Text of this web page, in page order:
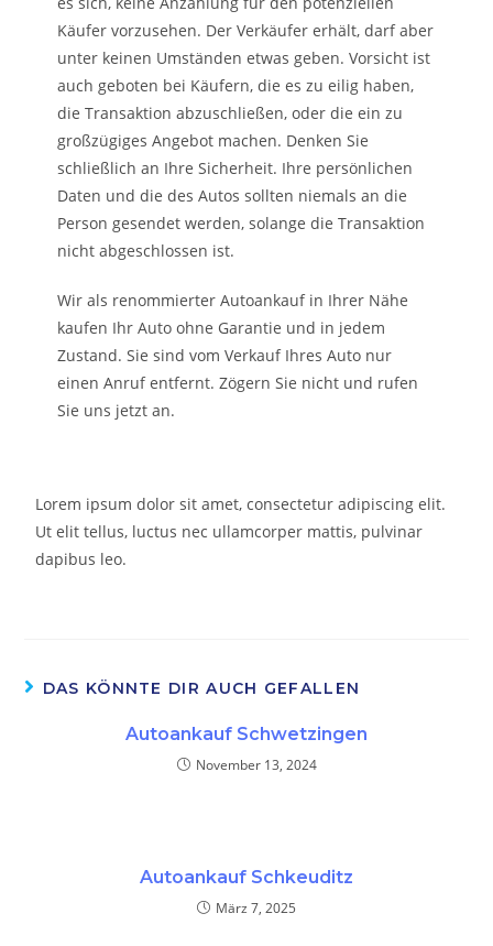
Käufer vorzusehen. Der Verkäufer erhält, darf aber
unter keinen Umständen etwas geben. Vorsicht ist
auch geboten bei Käufern, die es zu eilig haben,
die Transaktion abzuschließen, oder die ein zu
großzügiges Angebot machen. Denken Sie
schließlich an Ihre Sicherheit. Ihre persönlichen
Daten und die des Autos sollten niemals an die
Person gesendet werden, solange die Transaktion
nicht abgeschlossen ist.
Wir als renommierter Autoankauf in Ihrer Nähe
kaufen Ihr Auto ohne Garantie und in jedem
Zustand. Sie sind vom Verkauf Ihres Auto nur
einen Anruf entfernt. Zögern Sie nicht und rufen
Sie uns jetzt an.
Lorem ipsum dolor sit amet, consectetur adipiscing elit.
Ut elit tellus, luctus nec ullamcorper mattis, pulvinar
dapibus leo.
DAS KÖNNTE DIR AUCH GEFALLEN
Autoankauf Schwetzingen
November 13, 2024
Autoankauf Schkeuditz
März 7, 2025